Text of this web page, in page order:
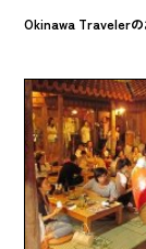
Okinawa Travelerの